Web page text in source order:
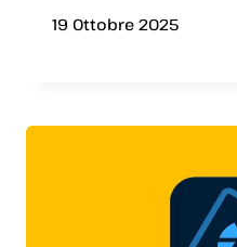
19 Ottobre 2025